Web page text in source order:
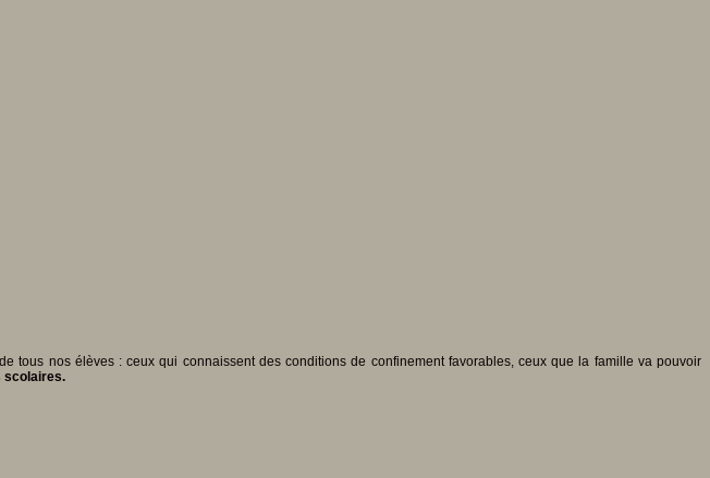
tous nos élèves : ceux qui connaissent des conditions de confinement favorables, ceux que la famille va pouvoir
scolaires.